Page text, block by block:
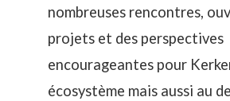
nombreuses rencontres,
projets et des perspectives
encourageantes pour
écosystème mais aussi au